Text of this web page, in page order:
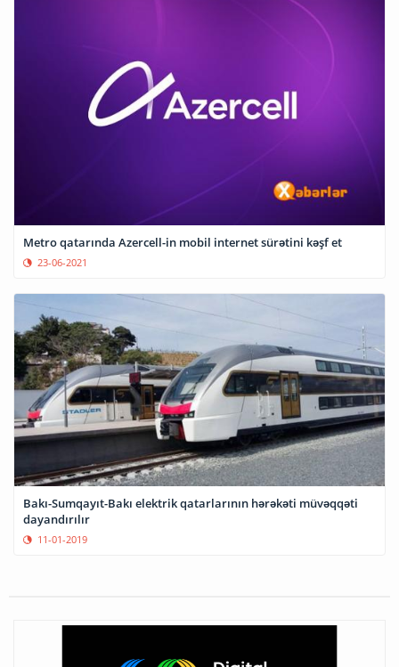
Metro qatarında Azercell-in mobil internet sürətini kəşf et
23-06-2021
Bakı-Sumqayıt-Bakı elektrik qatarlarının hərəkəti müvəqqəti
dayandırılır
11-01-2019